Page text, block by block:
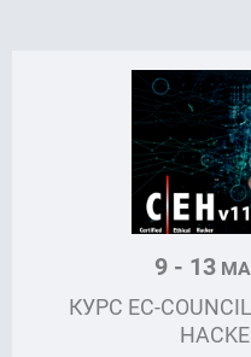
9 - 13
КУРС EC-